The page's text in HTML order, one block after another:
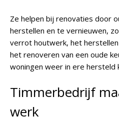
Ze helpen bij renovaties door
herstellen en te vernieuwen,
verrot houtwerk, het
het renoveren van een oude
woningen weer in ere hersteld
Timmerbedrijf
werk